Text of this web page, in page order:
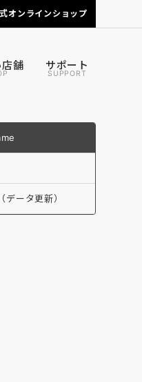
オンラインショップ
舗 サポート
SUPPORT
データ更新）